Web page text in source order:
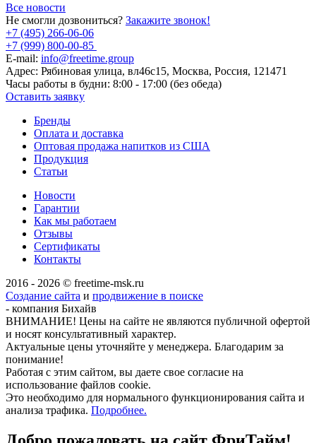
Все новости
Не смогли дозвониться? Закажите звонок!
+7 (495) 266-06-06
+7 (999) 800-00-85
E-mail: info@freetime.group
Адрес: Рябиновая улица, вл46с15, Москва, Россия, 121471
Часы работы в будни: 8:00 - 17:00 (без обеда)
Оставить заявку
Бренды
Оплата и доставка
Оптовая продажа напитков из США
Продукция
Статьи
Новости
Гарантии
Как мы работаем
Отзывы
Сертификаты
Контакты
2016 - 2026 © freetime-msk.ru
Создание сайта и продвижение в поиске
- компания Бихайв
ВНИМАНИЕ! Цены на сайте не являются публичной офертой
и носят консультативный характер.
Актуальные цены уточняйте у менеджера. Благодарим за
понимание!
Работая с этим сайтом, вы даете свое согласие на
использование файлов cookie.
Это необходимо для нормального функционирования сайта и
анализа трафика. Подробнее.